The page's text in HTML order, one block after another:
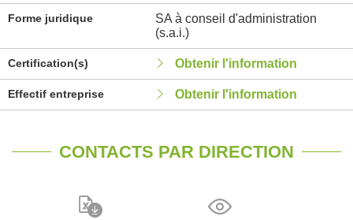
Forme juridique
SA à conseil d'administration
(s.a.i.)
Certification(s) Obtenir l'information
Effectif entreprise Obtenir l'information
CONTACTS PAR DIRECTION